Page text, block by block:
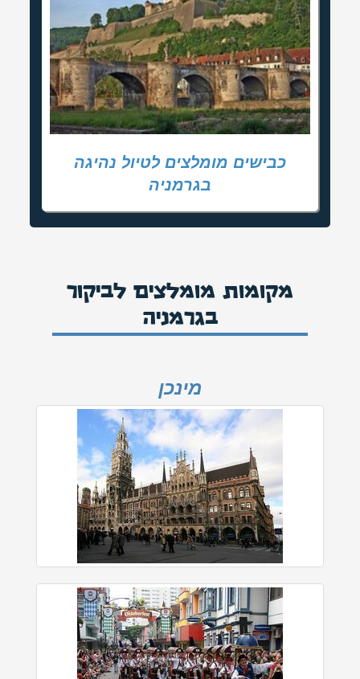
כבישים מומלצים לטיול נהיגה
בגרמניה
מקומות מומלצים לביקור
בגרמניה
מינכן